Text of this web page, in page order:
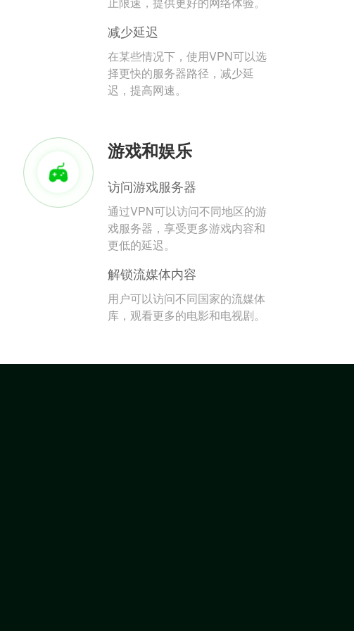
减少延迟
在某些情况下，使用VPN可以选
择更快的服务器路径，减少延
迟，提高网速。
游戏和娱乐
访问游戏服务器
通过VPN可以访问不同地区的游
戏服务器，享受更多游戏内容和
更低的延迟。
解锁流媒体内容
用户可以访问不同国家的流媒体
库，观看更多的电影和电视剧。